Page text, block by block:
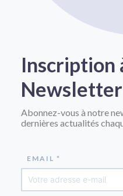
Inscription
Newsletter
Abonnez-vous à notre
dernières actualités
EMAIL *